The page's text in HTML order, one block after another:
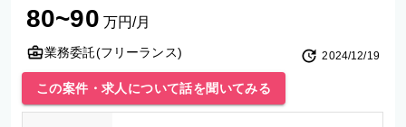
80~90 万円/月
業務委託(フリーランス) 2024/12/19
この案件・求人について話を聞いてみる